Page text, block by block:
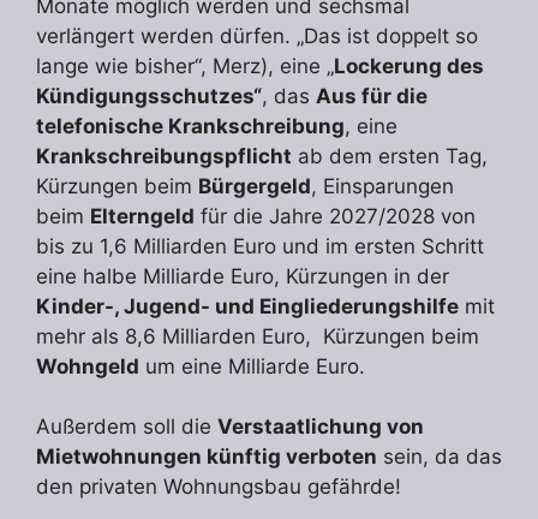
Monate möglich werden und sechsmal
verlängert werden dürfen. „Das ist doppelt so
lange wie bisher“, Merz), eine „Lockerung des
Kündigungsschutzes“, das Aus für die
telefonische Krankschreibung, eine
Krankschreibungspflicht ab dem ersten Tag,
Kürzungen beim Bürgergeld, Einsparungen
beim Elterngeld für die Jahre 2027/2028 von
bis zu 1,6 Milliarden Euro und im ersten Schritt
eine halbe Milliarde Euro, Kürzungen in der
Kinder-, Jugend- und Eingliederungshilfe mit
mehr als 8,6 Milliarden Euro, Kürzungen beim
Wohngeld um eine Milliarde Euro.
Außerdem soll die Verstaatlichung von
Mietwohnungen künftig verboten sein, da das
den privaten Wohnungsbau gefährde!